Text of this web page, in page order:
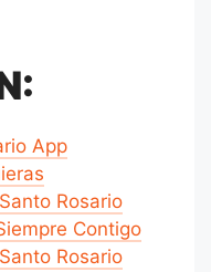
App
Rosario
Contigo
Rosario